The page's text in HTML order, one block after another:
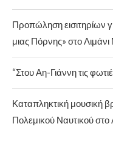
Προπώληση εισιτηρίων
μιας Πόρνης» στο
“Στου Αη-Γιάννη τις
Καταπληκτική μουσική
Πολεμικού Ναυτικού στο